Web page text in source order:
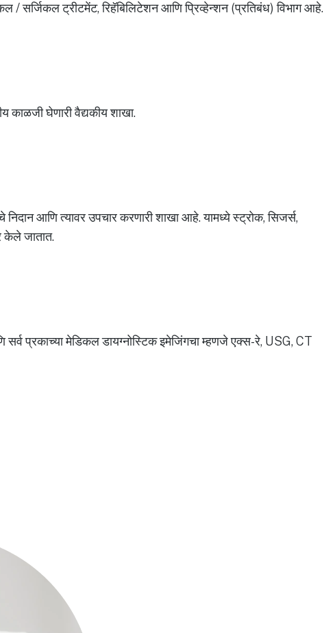
/ सर्जिकल ट्रीटमेंट, रिहॅबिलिटेशन आणि प्रिव्हेन्शन (प्रतिबंध) विभाग आहे.
काळजी घेणारी वैद्यकीय शाखा.
निदान आणि त्यावर उपचार करणारी शाखा आहे. यामध्ये स्ट्रोक, सिजर्स,
केले जातात.
सर्व प्रकाच्या मेडिकल डायग्नोस्टिक इमेजिंगचा म्हणजे एक्स-रे, USG, CT